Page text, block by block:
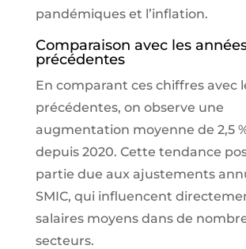
pandémiques et l’inflation.
Comparaison avec les
précédentes
En comparant ces chiffres avec
précédentes, on observe une
augmentation moyenne de 2,5
depuis 2020. Cette tendance
partie due aux ajustements
SMIC, qui influencent
salaires moyens dans de
secteurs.